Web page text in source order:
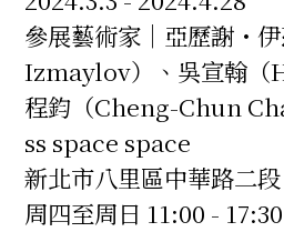
參展藝術家｜亞歷謝・
Izmaylov）、吳宣翰
程鈞（Cheng-Chun
ss space space
新北市八里區中華路二
周四至周日 11:00 - 17:30